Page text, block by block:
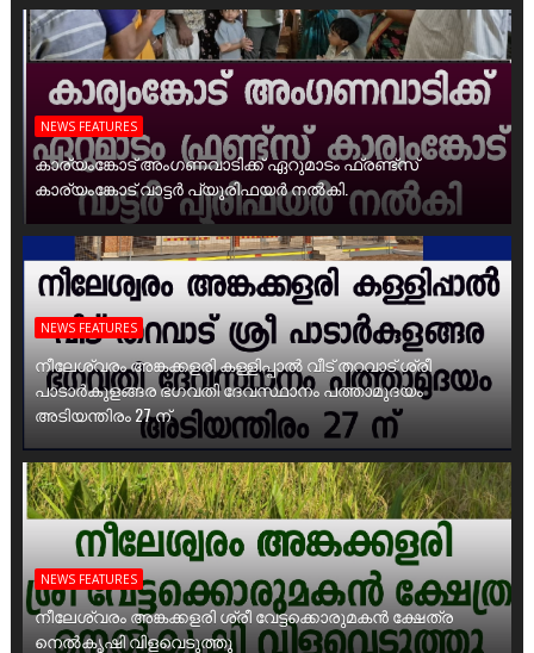
NEWS FEATURES
കാര്യംങ്കോട് അംഗണവാടിക്ക് ഏറുമാടം ഫ്രണ്ട്സ്
കാര്യംങ്കോട് വാട്ടർ പ്യൂരിഫയർ നൽകി.
NEWS FEATURES
നീലേശ്വരം അങ്കക്കളരി കള്ളിപ്പാൽ വീട് തറവാട് ശ്രീ
പാടാർകുളങ്ങര ഭഗവതി ദേവസ്ഥാനം പത്താമുദയം
അടിയന്തിരം 27 ന്
NEWS FEATURES
നീലേശ്വരം അങ്കക്കളരി ശ്രീ വേട്ടക്കൊരുമകൻ ക്ഷേത്ര
നെൽകൃഷി വിളവെടുത്തു